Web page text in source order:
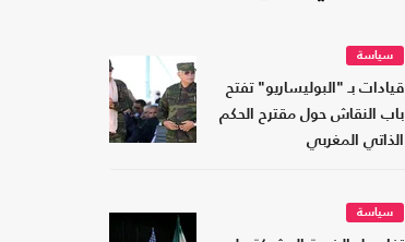
سياسة
قيادات بـ "البوليساريو" تفتح
باب النقاش حول مقترح الحكم
الذاتي المغربي
سياسة